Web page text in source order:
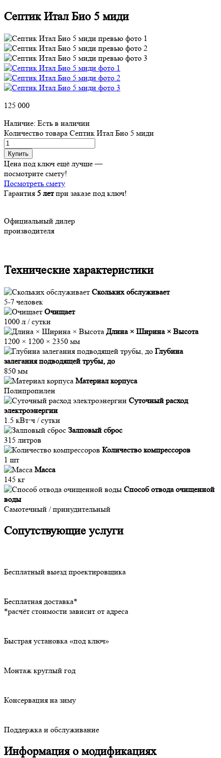
Септик Итал Био 5 миди
125 000
Наличие: Есть в наличии
Количество товара Септик Итал Био 5 миди
Купить
Цена под ключ ещё лучше —
посмотрите смету!
Посмотреть смету
Гарантия 5 лет при заказе под ключ!
Официальный дилер
производителя
Технические характеристики
Скольких обслуживает
5-7 человек
Очищает
1000 л / сутки
Длина × Ширина × Высота
1200 × 1200 × 2350 мм
Глубина
залегания подводящей трубы, до
850 мм
Материал корпуса
Полипропилен
Суточный расход
электроэнергии
1.5 кВт⋅ч / сутки
Залповый сброс
315 литров
Количество компрессоров
1 шт
Масса
145 кг
Способ отвода очищенной
воды
Самотечный / принудительный
Сопутствующие услуги
Бесплатный выезд проектировщика
Бесплатная доставка*
*расчёт стоимости зависит от адреса
Быстрая установка «под ключ»
Монтаж круглый год
Консервация на зиму
Поддержка и обслуживание
Информация о модификациях